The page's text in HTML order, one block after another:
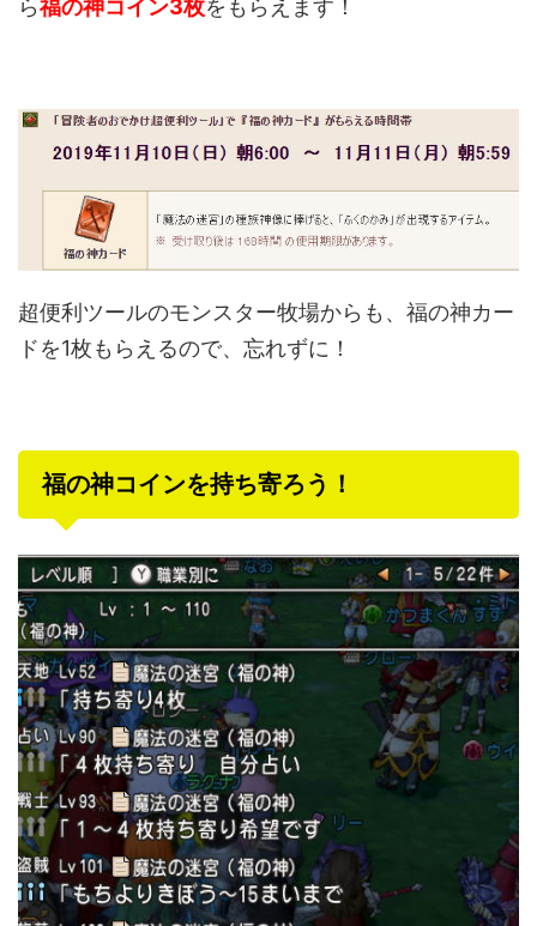
ら福の神コイン3枚をもらえます！
超便利ツールのモンスター牧場からも、福の神カー
ドを1枚もらえるので、忘れずに！
福の神コインを持ち寄ろう！